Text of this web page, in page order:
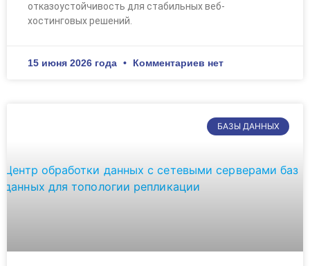
отказоустойчивость для стабильных веб-
хостинговых решений.
15 июня 2026 года Комментариев нет
БАЗЫ ДАННЫХ